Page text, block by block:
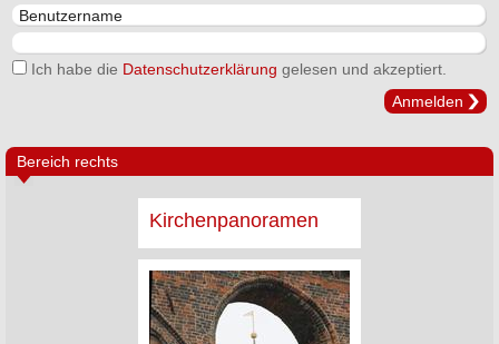
Ich habe die Datenschutzerklärung gelesen und akzeptiert.
Anmelden
Bereich rechts
Kirchenpanoramen